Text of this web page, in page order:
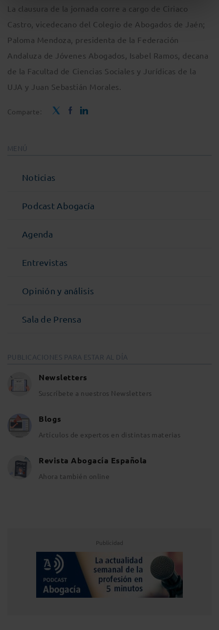
La clausura de la jornada corre a cargo de Ciriaco
Castro, vicedecano del Colegio de Abogados de Jaén;
Paloma Mendoza, presidenta de la Federación
Andaluza de Jóvenes Abogados, Isabel Ramos, decana
de la Facultad de Ciencias Sociales y Jurídicas de la
UJA y Juan Sebastián Morales.
Comparte:
MENÚ
Noticias
Podcast Abogacía
Agenda
Entrevistas
Opinión y análisis
Sala de Prensa
PUBLICACIONES PARA ESTAR AL DÍA
Newsletters
Suscríbete a nuestros Newsletters
Blogs
Artículos de expertos en distintas materias
Revista Abogacía Española
Ahora también online
Publicidad